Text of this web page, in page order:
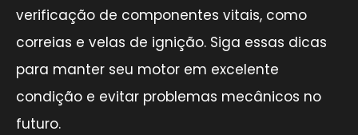
verificação de componentes vitais, como
correias e velas de ignição. Siga essas dicas
para manter seu motor em excelente
condição e evitar problemas mecânicos no
futuro.